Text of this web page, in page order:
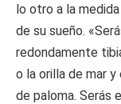
lo otro a la
de su sueño.
redondamente
o la orilla de mar
de paloma. Serás